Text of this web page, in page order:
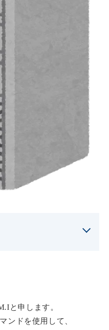
と申します。
ンドを使用して、